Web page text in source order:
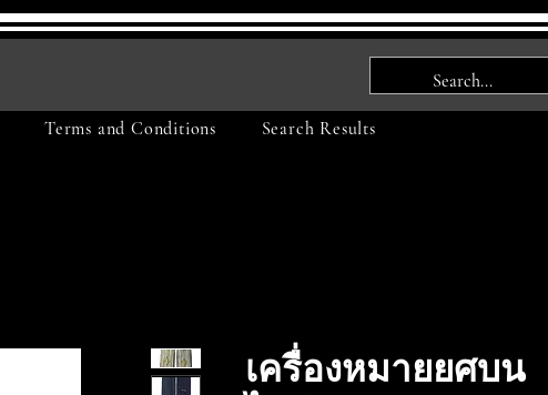
Terms and Conditions Search Results
เครื่องหมายยศบน